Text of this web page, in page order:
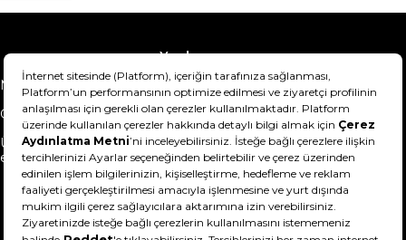
Yardım
Mesafeli Satış Sözleşmesi
Teslimat Bilgisi
Gizlilik Sözleşmesi
Şartlar & Koşullar
Ürünümü nasıl iade
edebilirim?
Hakkımızda